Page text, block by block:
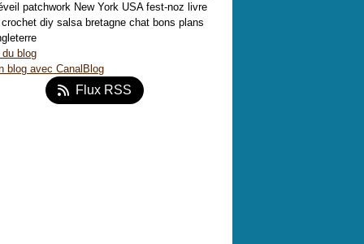
patchwork New York USA fest-noz livre
diy salsa bretagne chat bons plans
blog
blog avec CanalBlog
Flux RSS